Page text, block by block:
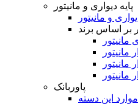
پایه دیواری و مانیتور
و مانیتور
بر اساس برند
پاوربانک
این دسته